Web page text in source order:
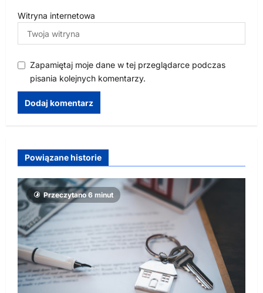
Witryna internetowa
Zapamiętaj moje dane w tej przeglądarce podczas
pisania kolejnych komentarzy.
Powiązane historie
Przeczytano 6 minut